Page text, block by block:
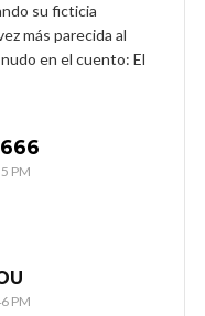
su ficticia
más parecida al
en el cuento: El
PM
PM